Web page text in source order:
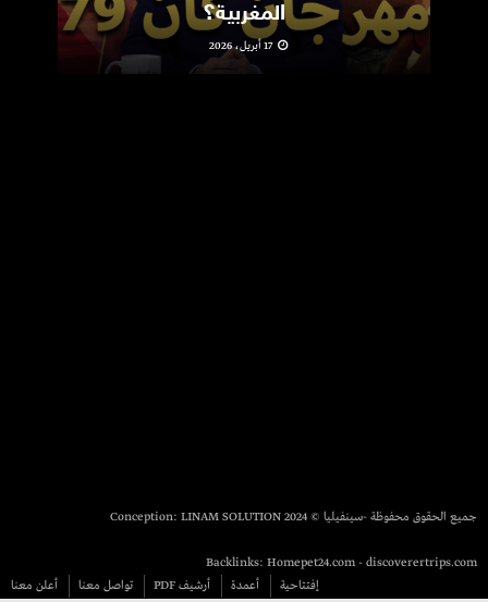
المغربية؟
17 أبريل، 2026
جميع الحقوق محفوظة -سينفيليا © 2024 Conception: LINAM SOLUTION
Backlinks: Homepet24.com - discoverertrips.com
إفتتاحية
أعمدة أرشيف PDF تواصل معنا أعلن معنا